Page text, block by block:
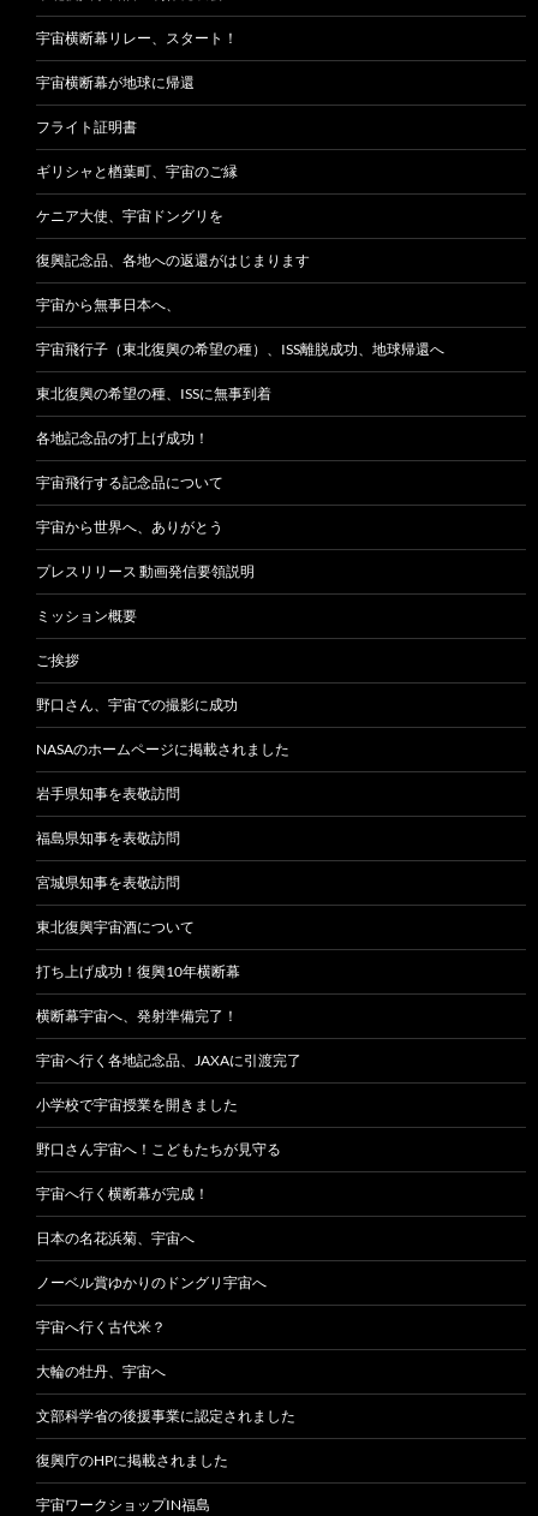
宇宙横断幕リレー、スタート！
宇宙横断幕が地球に帰還
フライト証明書
ギリシャと楢葉町、宇宙のご縁
ケニア大使、宇宙ドングリを
復興記念品、各地への返還がはじまります
宇宙から無事日本へ、
宇宙飛行子（東北復興の希望の種）、ISS離脱成功、地球帰還へ
東北復興の希望の種、ISSに無事到着
各地記念品の打上げ成功！
宇宙飛行する記念品について
宇宙から世界へ、ありがとう
プレスリリース 動画発信要領説明
ミッション概要
ご挨拶
野口さん、宇宙での撮影に成功
NASAのホームページに掲載されました
岩手県知事を表敬訪問
福島県知事を表敬訪問
宮城県知事を表敬訪問
東北復興宇宙酒について
打ち上げ成功！復興10年横断幕
横断幕宇宙へ、発射準備完了！
宇宙へ行く各地記念品、JAXAに引渡完了
小学校で宇宙授業を開きました
野口さん宇宙へ！こどもたちが見守る
宇宙へ行く横断幕が完成！
日本の名花浜菊、宇宙へ
ノーベル賞ゆかりのドングリ宇宙へ
宇宙へ行く古代米？
大輪の牡丹、宇宙へ
文部科学省の後援事業に認定されました
復興庁のHPに掲載されました
宇宙ワークショップIN福島